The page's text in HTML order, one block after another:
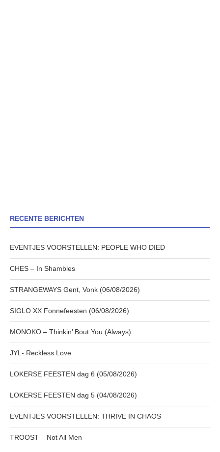
RECENTE BERICHTEN
EVENTJES VOORSTELLEN: PEOPLE WHO DIED
CHES – In Shambles
STRANGEWAYS Gent, Vonk (06/08/2026)
SIGLO XX Fonnefeesten (06/08/2026)
MONOKO – Thinkin’ Bout You (Always)
JYL- Reckless Love
LOKERSE FEESTEN dag 6 (05/08/2026)
LOKERSE FEESTEN dag 5 (04/08/2026)
EVENTJES VOORSTELLEN: THRIVE IN CHAOS
TROOST – Not All Men